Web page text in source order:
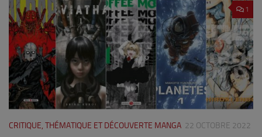
1
CRITIQUE, THÉMATIQUE ET DÉCOUVERTE MANGA 22 OCTOBRE 2022